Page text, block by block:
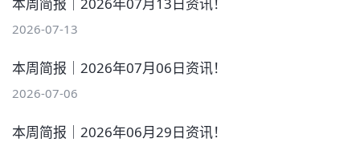
2026-07-13
本周简报｜2026年07月06日资讯！
2026-07-06
本周简报｜2026年06月29日资讯！